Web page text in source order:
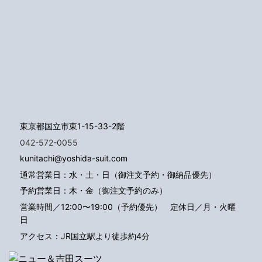
東京都国立市東1-15-33-2階
042-572-0055
kunitachi@yoshida-suit.com
通常営業日：水・土・日（御注文予約・御納品優先）
予約営業日：木・金（御注文予約のみ）
営業時間／12:00〜19:00（予約優先） 定休日／月・火曜
日
アクセス：JR国立駅より徒歩約4分